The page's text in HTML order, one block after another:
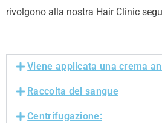
rivolgono alla nostra Hair Clinic
Viene applicata una crema
Raccolta del sangue
Centrifugazione: